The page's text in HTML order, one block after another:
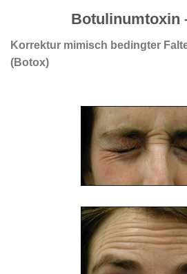
Botulinumtoxin
Korrektur mimisch bedingter
(Botox)